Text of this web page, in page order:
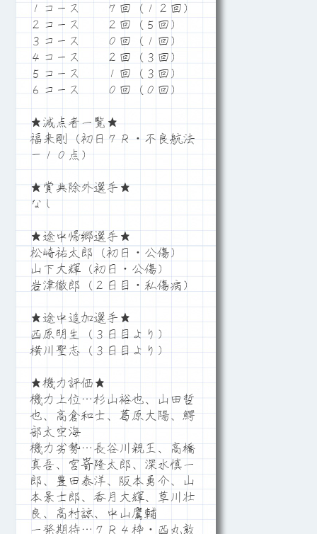
１コース ７回（１２回）
２コース ２回（５回）
３コース ０回（１回）
４コース ２回（３回）
５コース １回（３回）
６コース ０回（０回）
★減点者一覧★
福来剛（初日７Ｒ・不良航法
－１０点）
★賞典除外選手★
なし
★途中帰郷選手★
松崎祐太郎（初日・公傷）
山下大輝（初日・公傷）
岩津徹郎（２日目・私傷病）
★途中追加選手★
西原明生（３日目より）
横川聖志（３日目より）
★機力評価★
機力上位…杉山裕也、山田哲
也、高倉和士、葛原大陽、鰐
部太空海
機力劣勢…長谷川親王、高橋
真吾、宮嵜隆太郎、深水慎一
郎、豊田泰洋、阪本勇介、山
本景士郎、香月大輝、草川壮
良、高村諒、中山鷹輔
一発期待…７Ｒ４枠・西丸敦